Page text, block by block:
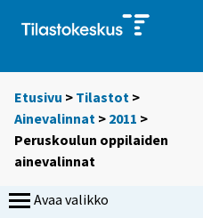
Etusivu > Tilastot >
Ainevalinnat > 2011 >
Peruskoulun oppilaiden
ainevalinnat
Avaa valikko